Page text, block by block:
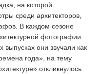
на которой
среди архитекторов,
В каждом сезоне
фотографии
они звучали как
года», на тему
откликнулось